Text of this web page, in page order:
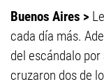
Buenos Aires >
cada día más.
del escándalo
cruzaron dos de